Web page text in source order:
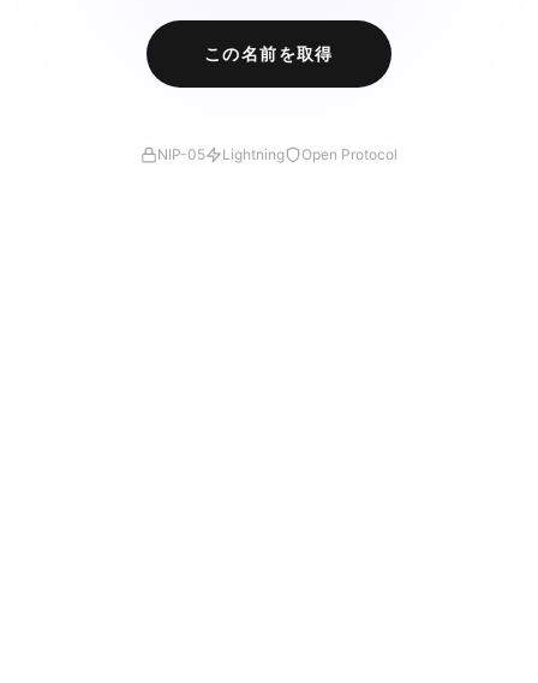
この名前を取得
NIP-05 Lightning Open Protocol